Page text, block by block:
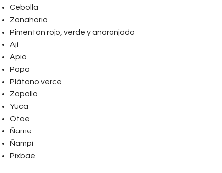
Cebolla
Zanahoria
Pimentón rojo, verde y anaranjado
Ají
Apio
Papa
Plátano verde
Zapallo
Yuca
Otoe
Ñame
Ñampí
Pixbae